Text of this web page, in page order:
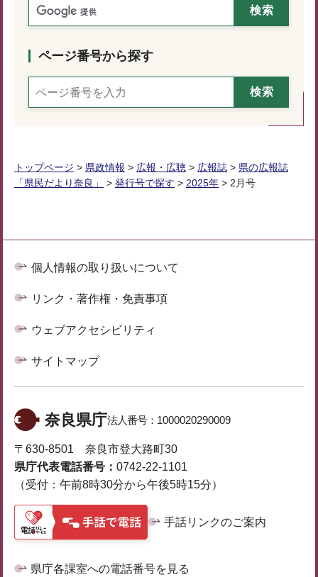
ページ番号から探す
トップページ > 県政情報 > 広報・広聴 > 広報誌 > 県の広報誌
「県民だより奈良」
> 発行号で探す > 2025年 > 2月号
個人情報の取り扱いについて
リンク・著作権・免責事項
ウェブアクセシビリティ
サイトマップ
奈良県庁法人番号： 1000020290009
〒630-8501 奈良市登大路町30
県庁代表電話番号： 0742-22-1101
（受付：午前8時30分から午後5時15分）
手話リンクのご案内
県庁各課室への電話番号を見る